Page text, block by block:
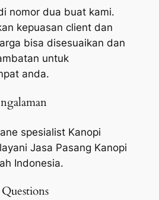
nomor dua buat kami.
kepuasan client dan
bisa disesuaikan dan
untuk
anda.
spesialist Kanopi
Jasa Pasang Kanopi
Indonesia.